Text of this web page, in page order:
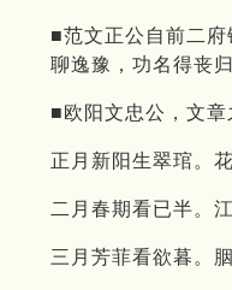
■范文正公自前二
聊逸豫，功名得丧
■欧阳文忠公，文
正月新阳生翠琯。
二月春期看已半。
三月芳菲看欲暮。